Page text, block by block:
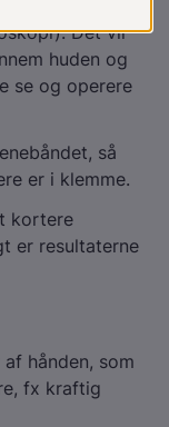
Det vil
huden og
se og operere
så
er i klemme.
kortere
er resultaterne
hånden, som
fx kraftig